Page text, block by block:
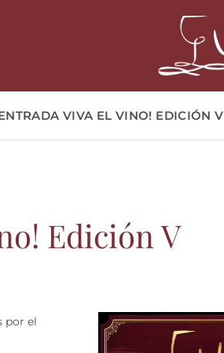
VIVA EL VINO! EDICIÓN V
Edición V
por el